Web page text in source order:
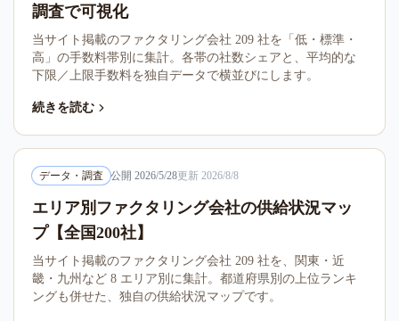
調査で可視化
当サイト掲載のファクタリング会社 209 社を「低・標準・
高」の手数料帯別に集計。各帯の社数シェアと、平均的な
下限／上限手数料を独自データで横並びにします。
続きを読む
データ・調査 公開 2026/5/28更新 2026/8/8
エリア別ファクタリング会社の供給状況マッ
プ【全国200社】
当サイト掲載のファクタリング会社 209 社を、関東・近
畿・九州など 8 エリア別に集計。都道府県別の上位ランキ
ングも併せた、独自の供給状況マップです。